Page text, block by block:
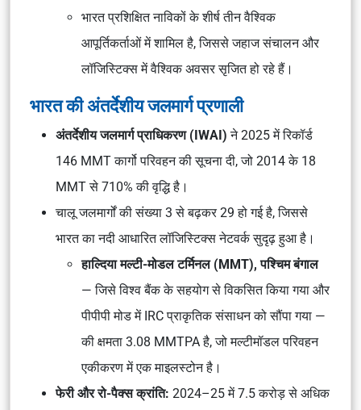
भारत प्रशिक्षित नाविकों के शीर्ष तीन वैश्विक
आपूर्तिकर्ताओं में शामिल है, जिससे जहाज संचालन और
लॉजिस्टिक्स में वैश्विक अवसर सृजित हो रहे हैं।
भारत की अंतर्देशीय जलमार्ग प्रणाली
अंतर्देशीय जलमार्ग प्राधिकरण (IWAI) ने 2025 में रिकॉर्ड
146 MMT कार्गो परिवहन की सूचना दी, जो 2014 के 18
MMT से 710% की वृद्धि है।
चालू जलमार्गों की संख्या 3 से बढ़कर 29 हो गई है, जिससे
भारत का नदी आधारित लॉजिस्टिक्स नेटवर्क सुदृढ़ हुआ है।
हाल्दिया मल्टी-मोडल टर्मिनल (MMT), पश्चिम बंगाल
— जिसे विश्व बैंक के सहयोग से विकसित किया गया और
पीपीपी मोड में IRC प्राकृतिक संसाधन को सौंपा गया —
की क्षमता 3.08 MMTPA है, जो मल्टीमॉडल परिवहन
एकीकरण में एक माइलस्टोन है।
फेरी और रो-पैक्स क्रांति: 2024–25 में 7.5 करोड़ से अधिक